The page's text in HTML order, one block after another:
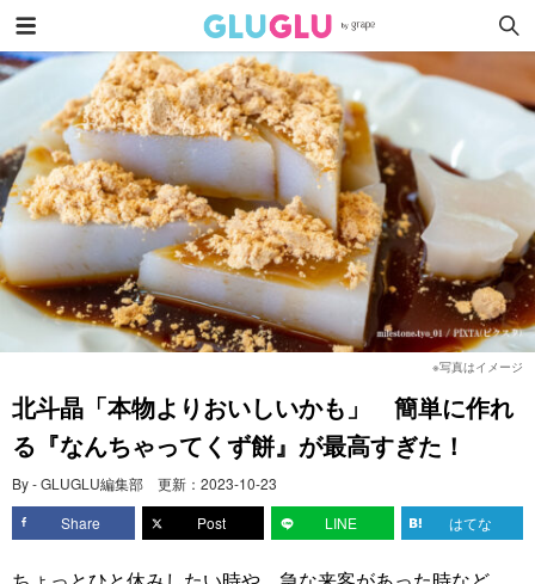
※写真はイメージ
北斗晶「本物よりおいしいかも」 簡単に作れ
る『なんちゃってくず餅』が最高すぎた！
By - GLUGLU編集部 更新： 2023-10-23
Share
Post LINE はてな